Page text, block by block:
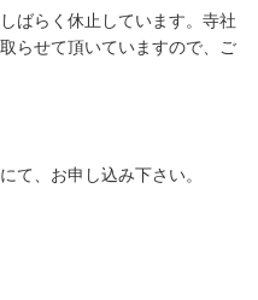
ばらく休止しています。寺社
らせて頂いていますので、ご
て、お申し込み下さい。